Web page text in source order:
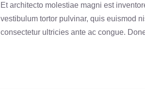
Et architecto molestiae magni est
vestibulum tortor pulvinar, quis euismod
consectetur ultricies ante ac congue.